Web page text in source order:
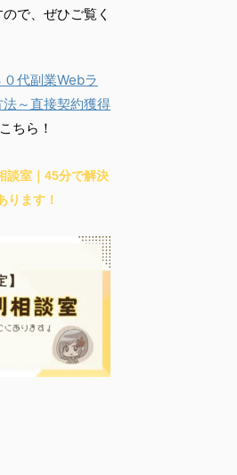
で、ぜひご覧く
代副業Webラ
～直接契約獲得
ちら！
談室｜45分で解決
ります！